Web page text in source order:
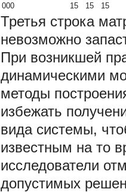
000
15 15 15
Третья строка
невозможно
При возникшей
динамическими
методы
избежать
вида системы,
известным на то
исследователи
допустимых